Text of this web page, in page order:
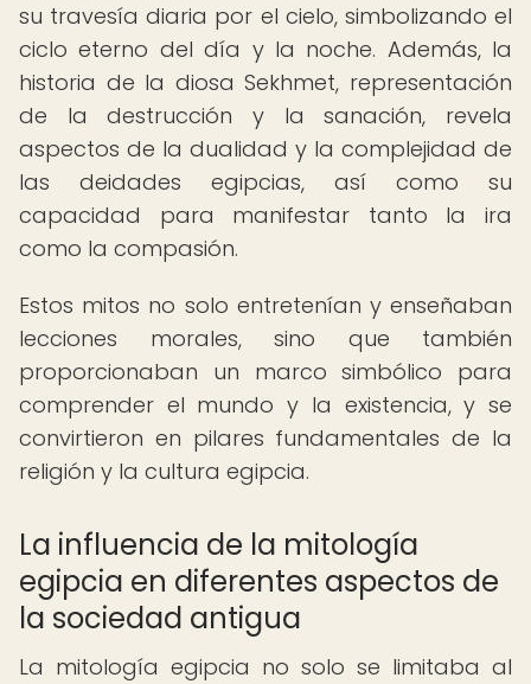
su travesía diaria por el cielo, simbolizando el
ciclo eterno del día y la noche. Además, la
historia de la diosa Sekhmet, representación
de la destrucción y la sanación, revela
aspectos de la dualidad y la complejidad de
las deidades egipcias, así como su
capacidad para manifestar tanto la ira
como la compasión.
Estos mitos no solo entretenían y enseñaban
lecciones morales, sino que también
proporcionaban un marco simbólico para
comprender el mundo y la existencia, y se
convirtieron en pilares fundamentales de la
religión y la cultura egipcia.
La influencia de la mitología
egipcia en diferentes aspectos de
la sociedad antigua
La mitología egipcia no solo se limitaba al